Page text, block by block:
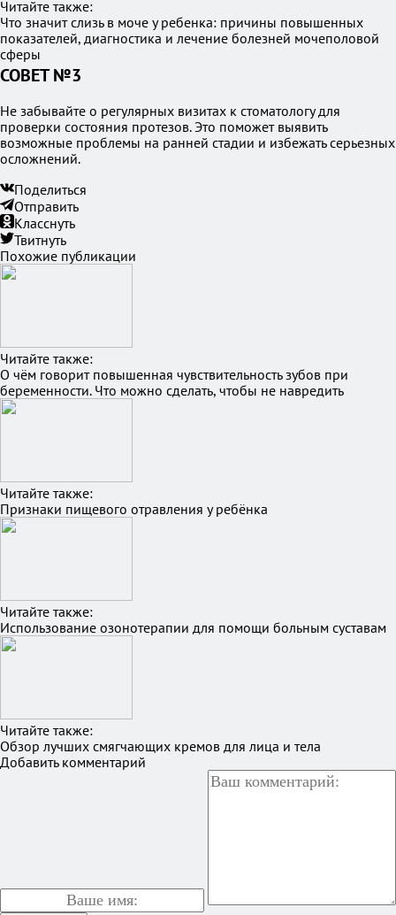
Читайте также:
Что значит слизь в моче у ребенка: причины повышенных
показателей, диагностика и лечение болезней мочеполовой
сферы
СОВЕТ №3
Не забывайте о регулярных визитах к стоматологу для
проверки состояния протезов. Это поможет выявить
возможные проблемы на ранней стадии и избежать серьезных
осложнений.
Поделиться
Отправить
Класснуть
Твитнуть
Похожие публикации
Читайте также:
О чём говорит повышенная чувствительность зубов при
беременности. Что можно сделать, чтобы не навредить
Читайте также:
Признаки пищевого отравления у ребёнка
Читайте также:
Использование озонотерапии для помощи больным суставам
Читайте также:
Обзор лучших смягчающих кремов для лица и тела
Добавить комментарий